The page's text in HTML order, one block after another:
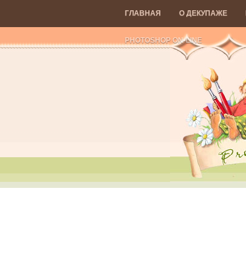
ГЛАВНАЯ О ДЕКУПАЖЕ
PHOTOSHOP ON-LINE